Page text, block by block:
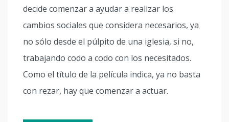
decide comenzar a ayudar a realizar los
cambios sociales que considera necesarios, ya
no sólo desde el púlpito de una iglesia, si no,
trabajando codo a codo con los necesitados.
Como el título de la película indica, ya no basta
con rezar, hay que comenzar a actuar.